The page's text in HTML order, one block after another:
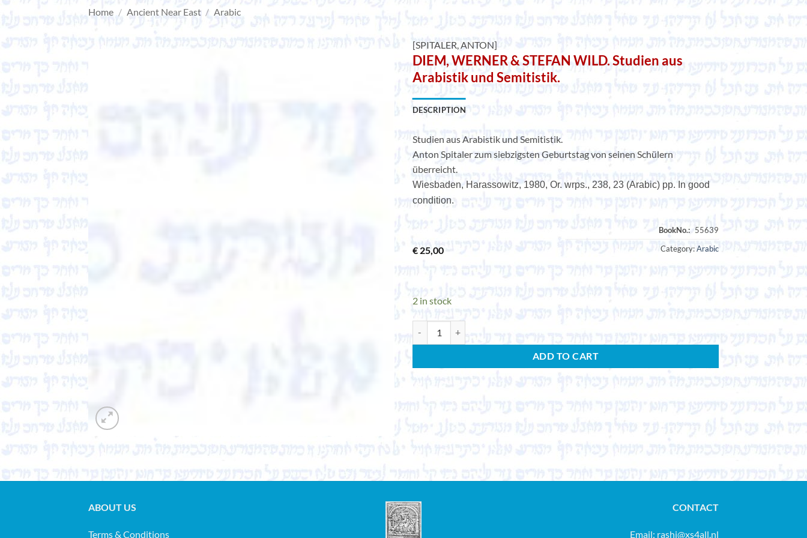
Home / Ancient Near East / Arabic
[SPITALER, ANTON]
DIEM, WERNER & STEFAN WILD. Studien aus
Arabistik und Semitistik.
DESCRIPTION
Studien aus Arabistik und Semitistik.
Anton Spitaler zum siebzigsten Geburtstag von seinen Schülern
überreicht.
Wiesbaden, Harassowitz, 1980, Or. wrps., 238, 23 (Arabic) pp. In good
condition.
€ 25,00 Category:Arabic
2 in stock
ADD TO CART
ABOUT US
Terms & Conditions
CONTACT
Email: rashi@xs4all.nl